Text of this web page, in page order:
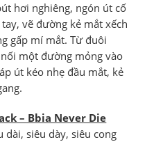
hơi nghiêng, ngón út cố
vẽ đường kẻ mắt xếch
gấp mí mắt. Từ đuôi
một đường mỏng vào
út kéo nhẹ đầu mắt, kẻ
– Bbia Never Die
dài, siêu dày, siêu cong